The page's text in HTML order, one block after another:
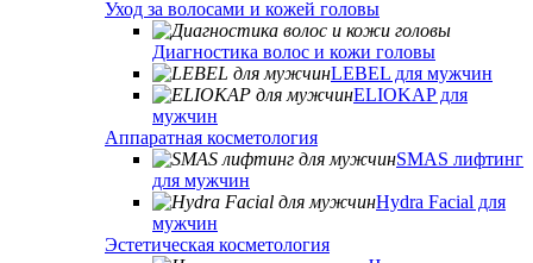
Уход за волосами и кожей головы
Диагностика волос и кожи головы
LEBEL для мужчин
ELIOKAP для
мужчин
Аппаратная косметология
SMAS лифтинг
для мужчин
Hydra Facial для
мужчин
Эстетическая косметология